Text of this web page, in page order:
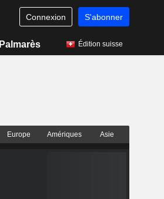
Connexion S'abonner
Palmarès Édition suisse
Europe Amériques Asie